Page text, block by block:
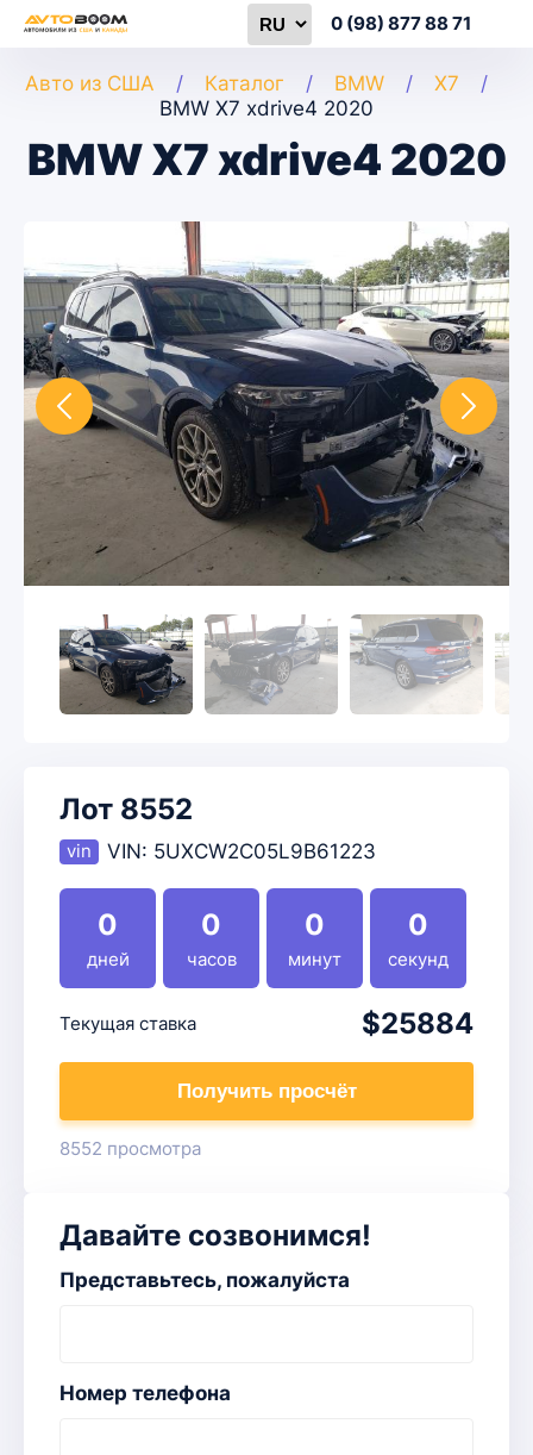
0 (98) 877 88 71
Авто из США Каталог BMW
X7
BMW X7 xdrive4 2020
BMW X7 xdrive4 2020
Лот 8552
VIN: 5UXCW2C05L9B61223
0
дней
0
часов
0
минут
0
секунд
Текущая ставка $25884
Получить просчёт
8552 просмотра
Давайте созвонимся!
Представьтесь, пожалуйста
Номер телефона